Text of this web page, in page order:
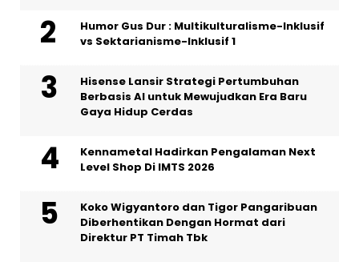
Humor Gus Dur : Multikulturalisme-Inklusif
vs Sektarianisme-Inklusif 1
Hisense Lansir Strategi Pertumbuhan
Berbasis AI untuk Mewujudkan Era Baru
Gaya Hidup Cerdas
Kennametal Hadirkan Pengalaman Next
Level Shop Di IMTS 2026
Koko Wigyantoro dan Tigor Pangaribuan
Diberhentikan Dengan Hormat dari
Direktur PT Timah Tbk